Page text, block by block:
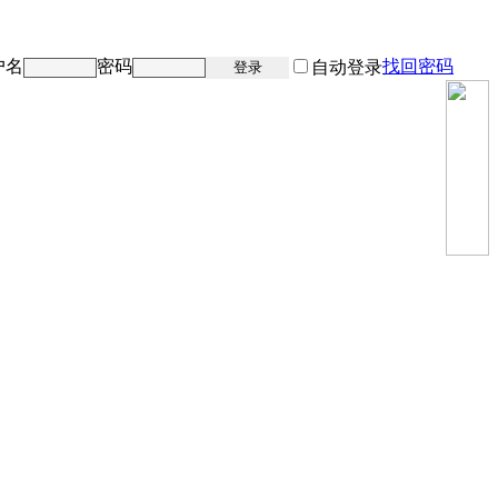
名 密码 登录 自动登录找回密码